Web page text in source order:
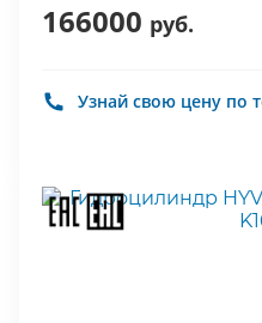
166000 руб.
Узнай свою цену по